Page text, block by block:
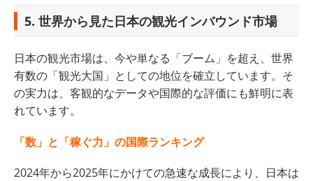
5. 世界から見た日本の観光インバウンド市場
日本の観光市場は、今や単なる「ブーム」を超え、世界
有数の「観光大国」としての地位を確立しています。そ
の実力は、客観的なデータや国際的な評価にも鮮明に表
れています。
「数」と「稼ぐ力」の国際ランキング
2024年から2025年にかけての急速な成長により、日本は